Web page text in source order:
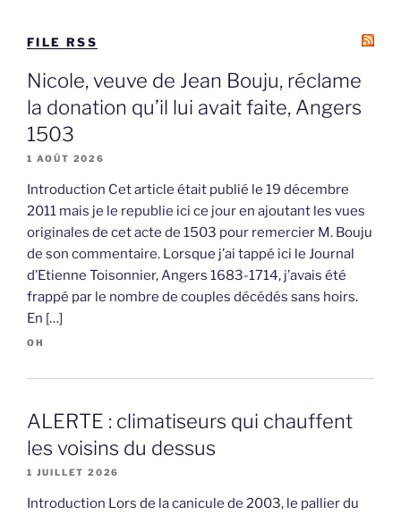
FILE RSS
Nicole, veuve de Jean Bouju, réclame
la donation qu’il lui avait faite, Angers
1503
1 AOÛT 2026
Introduction Cet article était publié le 19 décembre
2011 mais je le republie ici ce jour en ajoutant les vues
originales de cet acte de 1503 pour remercier M. Bouju
de son commentaire. Lorsque j’ai tappé ici le Journal
d’Etienne Toisonnier, Angers 1683-1714, j’avais été
frappé par le nombre de couples décédés sans hoirs.
En […]
OH
ALERTE : climatiseurs qui chauffent
les voisins du dessus
1 JUILLET 2026
Introduction Lors de la canicule de 2003, le pallier du